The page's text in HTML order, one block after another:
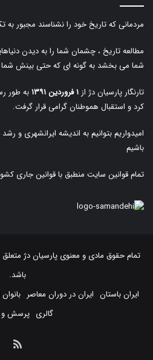
مردمانی که تاریخ خود را نشناسند مجبور به
مطالعه تاریخ ، چشمان شما را به دیدن
شما می بخشد به گونه ای که حتی بینش
تارنگار پارسیان دژ از ۱ فروردین ۱۳۹۱
به طور
کرد و استقبال هموطنان گرامی قرار گرفت.
امیدواریم بتوانیم به اندیشه ایرانشهری و
باشیم
تمام قوانین سایت منطبق با قوانین جاری
تمام حقوق مادی و معنوی پارسیان دژ متعلق
باشد.
ایران باستان ایران در دوران معاصر
گالری پرسش و